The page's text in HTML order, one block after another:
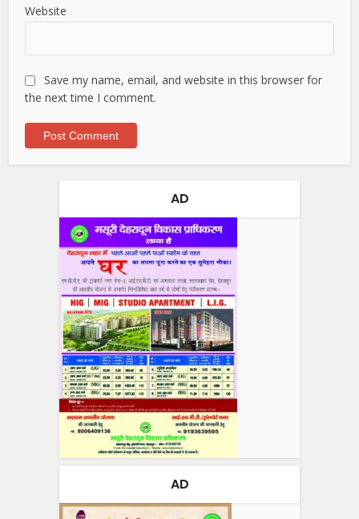
Website
Save my name, email, and website in this browser for
the next time I comment.
AD
AD